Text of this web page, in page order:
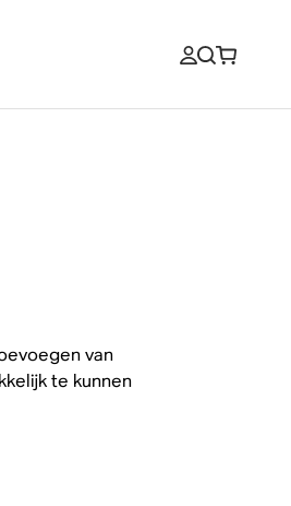
van
te kunnen